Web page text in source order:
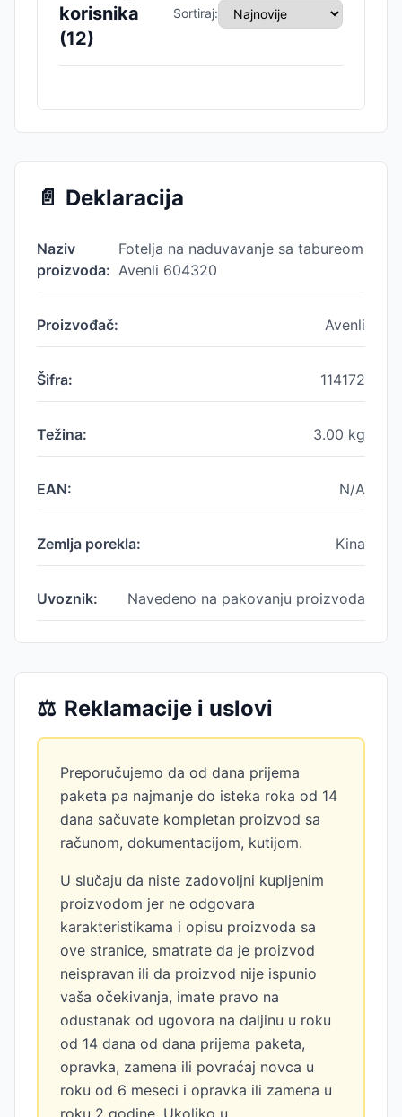
korisnika
(12)
Sortiraj:
📄 Deklaracija
Naziv
proizvoda:
Fotelja na naduvavanje sa tabureom
Avenli 604320
Proizvođač: Avenli
Šifra: 114172
Težina: 3.00 kg
EAN: N/A
Zemlja porekla: Kina
Uvoznik: Navedeno na pakovanju proizvoda
⚖️ Reklamacije i uslovi
Preporučujemo da od dana prijema
paketa pa najmanje do isteka roka od 14
dana sačuvate kompletan proizvod sa
računom, dokumentacijom, kutijom.
U slučaju da niste zadovoljni kupljenim
proizvodom jer ne odgovara
karakteristikama i opisu proizvoda sa
ove stranice, smatrate da je proizvod
neispravan ili da proizvod nije ispunio
vaša očekivanja, imate pravo na
odustanak od ugovora na daljinu u roku
od 14 dana od dana prijema paketa,
opravka, zamena ili povraćaj novca u
roku od 6 meseci i opravka ili zamena u
roku 2 godine. Ukoliko u